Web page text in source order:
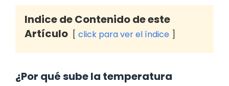
Indice de Contenido de este
Artículo
click para ver el índice
¿Por qué sube la temperatura